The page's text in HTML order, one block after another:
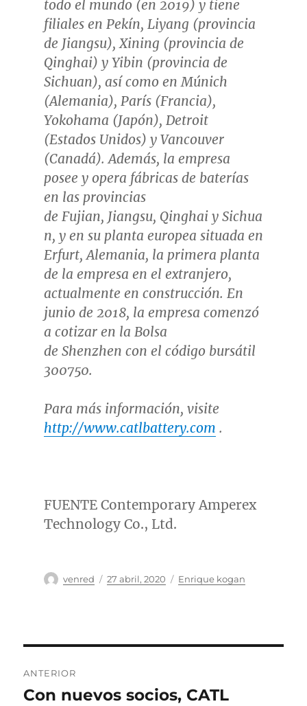
todo el mundo (en 2019) y tiene
filiales en Pekín, Liyang (provincia
de Jiangsu), Xining (provincia de
Qinghai) y Yibin (provincia de
Sichuan), así como en Múnich
(Alemania), París (Francia),
Yokohama (Japón), Detroit
(Estados Unidos) y Vancouver
(Canadá). Además, la empresa
posee y opera fábricas de baterías
en las provincias
de Fujian, Jiangsu, Qinghai y Sichua
n, y en su planta europea situada en
Erfurt, Alemania, la primera planta
de la empresa en el extranjero,
actualmente en construcción. En
junio de 2018, la empresa comenzó
a cotizar en la Bolsa
de Shenzhen con el código bursátil
300750.
Para más información, visite
http://www.catlbattery.com .
FUENTE Contemporary Amperex
Technology Co., Ltd.
Autor
venred
Publicado
27 abril, 2020 Categorías
Enrique kogan
de
ANTERIOR
Entrada
Con nuevos socios, CATL